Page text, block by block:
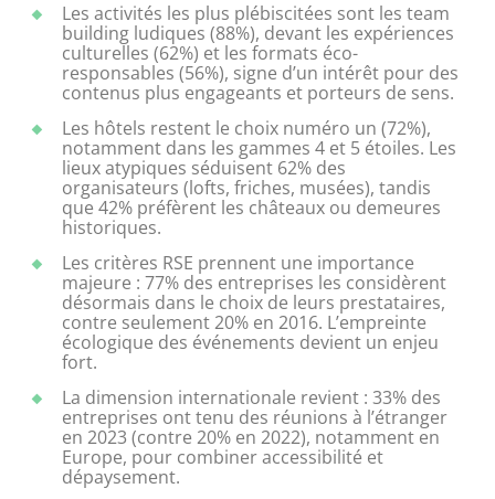
Les activités les plus plébiscitées sont les team
building ludiques (88%), devant les expériences
culturelles (62%) et les formats éco-
responsables (56%), signe d’un intérêt pour des
contenus plus engageants et porteurs de sens.
Les hôtels restent le choix numéro un (72%),
notamment dans les gammes 4 et 5 étoiles. Les
lieux atypiques séduisent 62% des
organisateurs (lofts, friches, musées), tandis
que 42% préfèrent les châteaux ou demeures
historiques.
Les critères RSE prennent une importance
majeure : 77% des entreprises les considèrent
désormais dans le choix de leurs prestataires,
contre seulement 20% en 2016. L’empreinte
écologique des événements devient un enjeu
fort.
La dimension internationale revient : 33% des
entreprises ont tenu des réunions à l’étranger
en 2023 (contre 20% en 2022), notamment en
Europe, pour combiner accessibilité et
dépaysement.